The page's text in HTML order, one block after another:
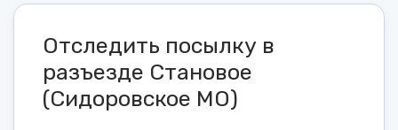
Отследить посылку в
разъезде Становое
(Сидоровское МО)